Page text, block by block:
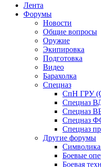
Лента
Форумы
Новости
Общие вопросы
Оружие
Экипировка
Подготовка
Видео
Барахолка
Спецназ
СпН ГРУ
Спецназ
Спецназ
Спецназ
Спецназ
Другие форумы
Символика
Боевые
Боевая